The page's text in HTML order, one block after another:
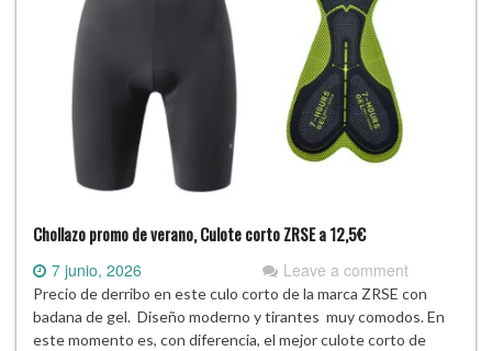
Chollazo promo de verano, Culote corto ZRSE a 12,5€
7 junio, 2026 Leave a comment
Precio de derribo en este culo corto de la marca ZRSE con
badana de gel. Diseño moderno y tirantes muy comodos. En
este momento es, con diferencia, el mejor culote corto de